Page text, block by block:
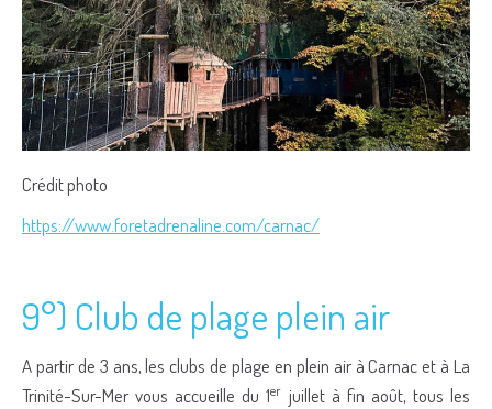
Crédit photo
https://www.foretadrenaline.com/carnac/
9°) Club de plage plein air
A partir de 3 ans, les clubs de plage en plein air à Carnac et à La
Trinité-Sur-Mer vous accueille du 1er juillet à fin août, tous les